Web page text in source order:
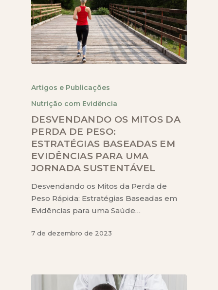
Artigos e Publicações
Nutrição com Evidência
DESVENDANDO OS MITOS DA
PERDA DE PESO:
ESTRATÉGIAS BASEADAS EM
EVIDÊNCIAS PARA UMA
JORNADA SUSTENTÁVEL
Desvendando os Mitos da Perda de
Peso Rápida: Estratégias Baseadas em
Evidências para uma Saúde…
7 de dezembro de 2023